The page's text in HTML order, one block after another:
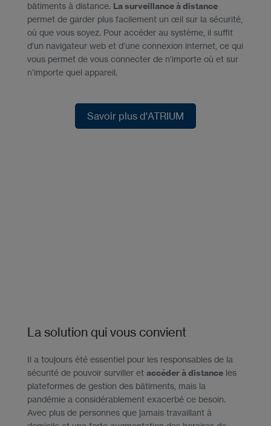
bâtiments à distance. La surveillance à distance
permet de garder plus facilement un œil sur la sécurité,
où que vous soyez. Pour accéder au système, il suffit
d’un navigateur web et d’une connexion internet, ce qui
vous permet de vous connecter de n’importe où et sur
n’importe quel appareil.
Savoir plus d'ATRIUM
La solution qui vous convient
Il a toujours été essentiel pour les responsables de la
sécurité de pouvoir surviller et accéder à distance les
plateformes de gestion des bâtiments, mais la
pandémie a considérablement exacerbé ce besoin.
Avec plus de personnes que jamais travaillant à